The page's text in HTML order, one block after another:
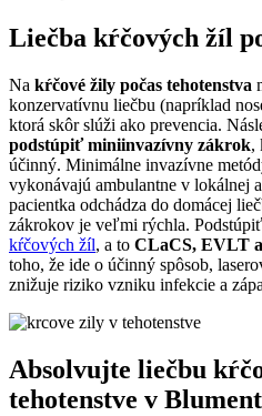
Liečba kŕčových žíl
Na kŕčové žily počas tehotenstva
konzervatívnu liečbu (napríklad
ktorá skôr slúži ako prevencia.
podstúpiť miniinvazívny zákrok,
účinný. Minimálne invazívne
vykonávajú ambulantne v lokálnej
pacientka odchádza do domácej
zákrokov je veľmi rýchla.
kŕčových žíl, a to CLaCS, EVLT
toho, že ide o účinný spôsob,
znižuje riziko vzniku infekcie a
Absolvujte liečbu
tehotenstve v